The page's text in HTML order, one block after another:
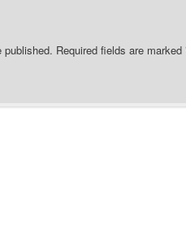
published. Required fields are marked